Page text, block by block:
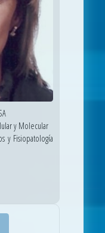
y Molecular
y Fisiopatología